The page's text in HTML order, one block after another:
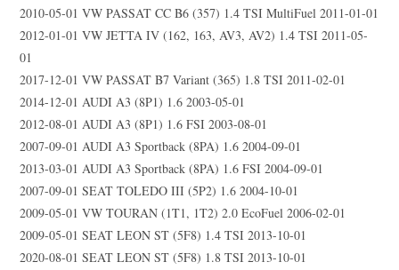
2010-05-01 VW PASSAT CC B6 (357) 1.4 TSI MultiFuel 2011-01-01
2012-01-01 VW JETTA IV (162, 163, AV3, AV2) 1.4 TSI 2011-05-
01
2017-12-01 VW PASSAT B7 Variant (365) 1.8 TSI 2011-02-01
2014-12-01 AUDI A3 (8P1) 1.6 2003-05-01
2012-08-01 AUDI A3 (8P1) 1.6 FSI 2003-08-01
2007-09-01 AUDI A3 Sportback (8PA) 1.6 2004-09-01
2013-03-01 AUDI A3 Sportback (8PA) 1.6 FSI 2004-09-01
2007-09-01 SEAT TOLEDO III (5P2) 1.6 2004-10-01
2009-05-01 VW TOURAN (1T1, 1T2) 2.0 EcoFuel 2006-02-01
2009-05-01 SEAT LEON ST (5F8) 1.4 TSI 2013-10-01
2020-08-01 SEAT LEON ST (5F8) 1.8 TSI 2013-10-01